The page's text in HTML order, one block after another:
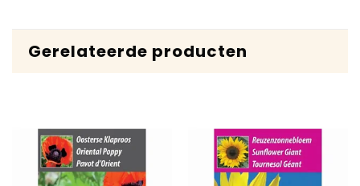
Gerelateerde producten